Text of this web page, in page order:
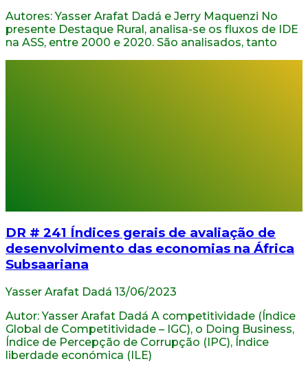
Autores: Yasser Arafat Dadá e Jerry Maquenzi No
presente Destaque Rural, analisa-se os fluxos de IDE
na ASS, entre 2000 e 2020. São analisados, tanto
DR # 241 Índices gerais de avaliação de
desenvolvimento das economias na África
Subsaariana
Yasser Arafat Dadá 13/06/2023
Autor: Yasser Arafat Dadá A competitividade (Índice
Global de Competitividade – IGC), o Doing Business,
Índice de Percepção de Corrupção (IPC), Índice
liberdade económica (ILE)